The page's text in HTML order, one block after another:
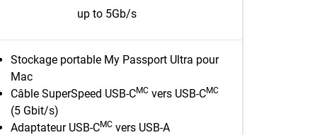
up to 5Gb/s
Stockage portable My Passport Ultra pour
Mac
Câble SuperSpeed USB-CMC vers USB-CMC
(5 Gbit/s)
Adaptateur USB-CMC vers USB-A